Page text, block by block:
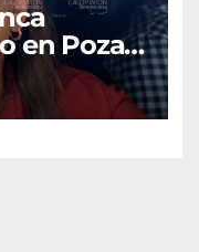
en Poza